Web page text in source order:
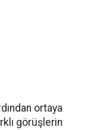
ortaya
görüşlerin